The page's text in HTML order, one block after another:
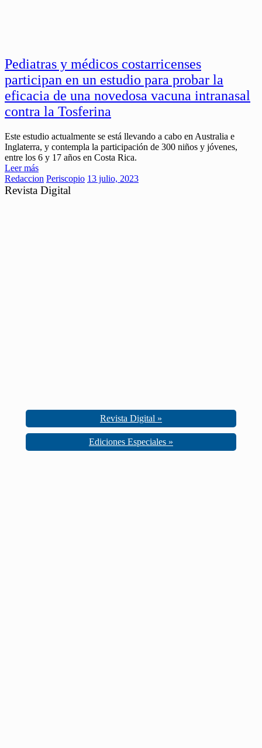
Pediatras y médicos costarricenses
participan en un estudio para probar la
eficacia de una novedosa vacuna intranasal
contra la Tosferina
Este estudio actualmente se está llevando a cabo en Australia e
Inglaterra, y contempla la participación de 300 niños y jóvenes,
entre los 6 y 17 años en Costa Rica.
Leer más
Redaccion Periscopio 13 julio, 2023
Revista Digital
Revista Digital »
Ediciones Especiales »